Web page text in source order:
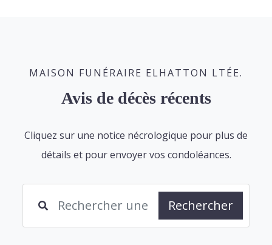
MAISON FUNÉRAIRE ELHATTON LTÉE.
Avis de décès récents
Cliquez sur une notice nécrologique pour plus de
détails et pour envoyer vos condoléances.
Rechercher